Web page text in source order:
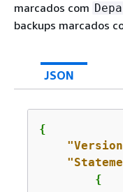
marcados com
backups marcados
JSON
{
{